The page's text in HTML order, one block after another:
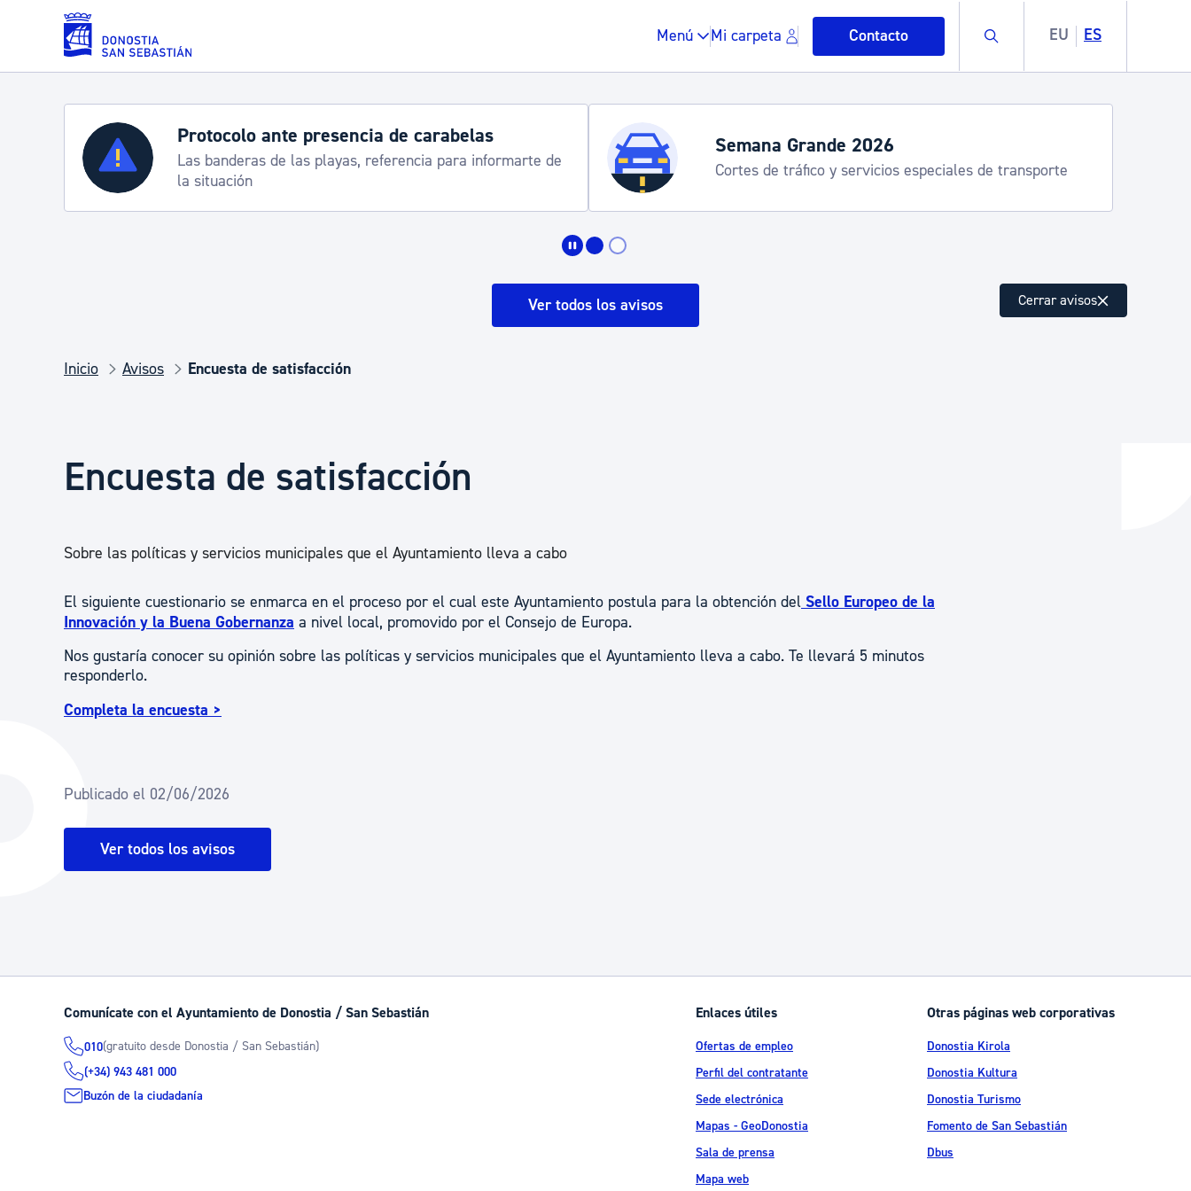
Saltar al contenido principal
Menú Mi carpeta Contacto Buscar EU ES
Servicios
Padrón y asuntos personales
Espacio público, residuos y medioambiente
Salud Pública, animales y consumo
Participación ciudadana y asociacionismo Cultura
Deporte
La ciudad ahora
Protocolo ante presencia de carabelas
Las banderas de las playas, referencia para informarte de
la situación
Semana Grande 2026
Cortes de tráfico y servicios especiales de transporte
Ver todos los avisos Cerrar avisos
Inicio Avisos Encuesta de satisfacción
Encuesta de satisfacción
Sobre las políticas y servicios municipales que el Ayuntamiento lleva a cabo
El siguiente cuestionario se enmarca en el proceso por el cual este Ayuntamiento postula para la obtención del Sello Europeo de la
Innovación y la Buena Gobernanza a nivel local, promovido por el Consejo de Europa.
Nos gustaría conocer su opinión sobre las políticas y servicios municipales que el Ayuntamiento lleva a cabo. Te llevará 5 minutos
responderlo.
Completa la encuesta >
Publicado el 02/06/2026
Ver todos los avisos
Comunícate con el Ayuntamiento de Donostia / San Sebastián
010(gratuito desde Donostia / San Sebastián)
(+34) 943 481 000
Buzón de la ciudadanía
Enlaces útiles
Ofertas de empleo
Perfil del contratante
Sede electrónica
Mapas - GeoDonostia
Sala de prensa
Mapa web
Otras páginas web corporativas
Donostia Kirola
Donostia Kultura
Donostia Turismo
Fomento de San Sebastián
Dbus